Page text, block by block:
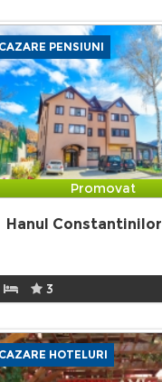
PENSIUNI
Promovat
Hanul Constantinilor
3
HOTELURI